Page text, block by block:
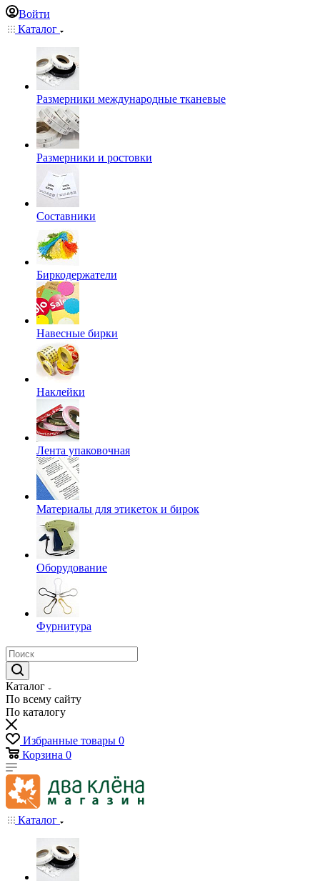
Войти
Каталог
Размерники международные тканевые
Размерники и ростовки
Составники
Биркодержатели
Навесные бирки
Наклейки
Лента упаковочная
Материалы для этикеток и бирок
Оборудование
Фурнитура
Каталог
По всему сайту
По каталогу
Избранные товары 0
Корзина 0
Каталог